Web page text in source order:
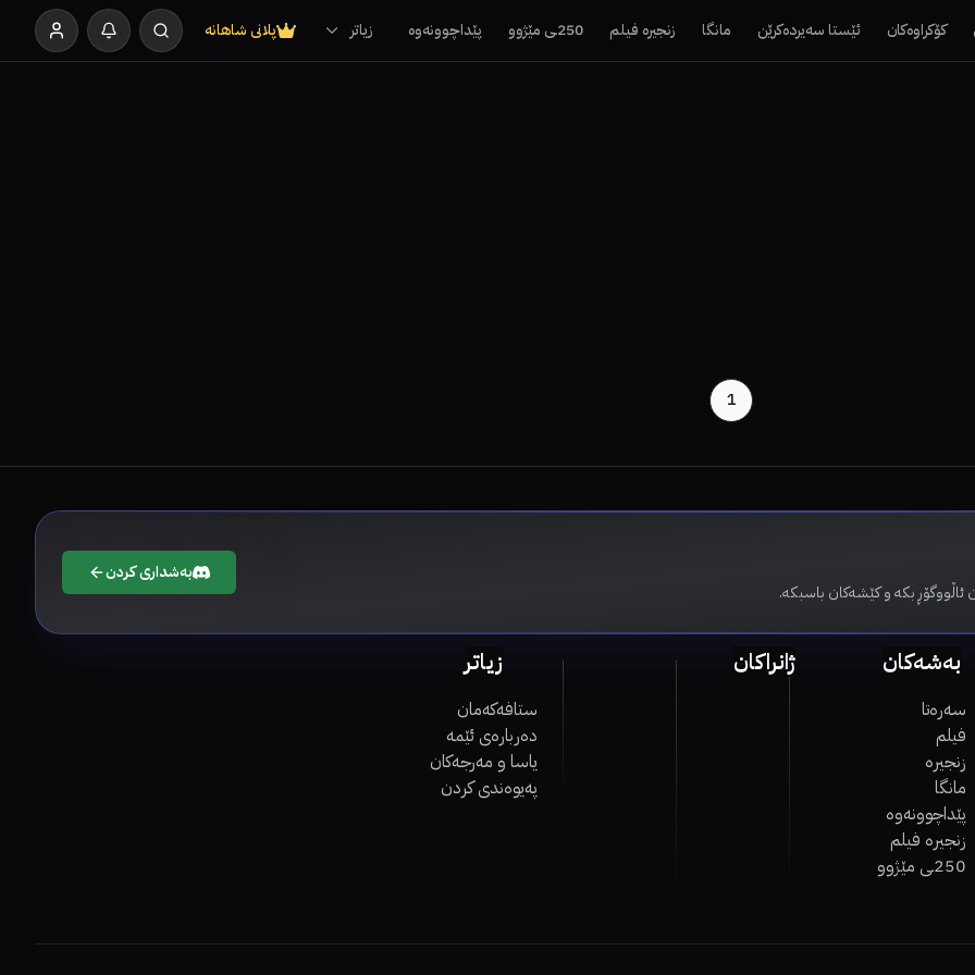
کۆکراوەکان ئێستا سەیردەکرێن مانگا زنجیرە فیلم 250ـی مێژوو پێداچوونەوە زیاتر پلانی شاهانە
1
ئاڵووگۆڕ بکە و کێشەکان باسبکە.
بەشداری کردن
بەشەکان
سەرەتا
فیلم
زنجیرە
مانگا
پێداچوونەوە
زنجیرە فیلم
250ـی مێژوو
ژانراکان زیاتر
ستافەکەمان
دەربارەی ئێمە
یاسا و مەرجەکان
پەیوەندی کردن